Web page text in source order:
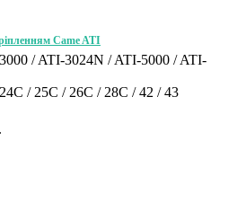
Came ATI
/ ATI-3024N / ATI-5000 / ATI-
/ 25C / 26C / 28C / 42 / 43